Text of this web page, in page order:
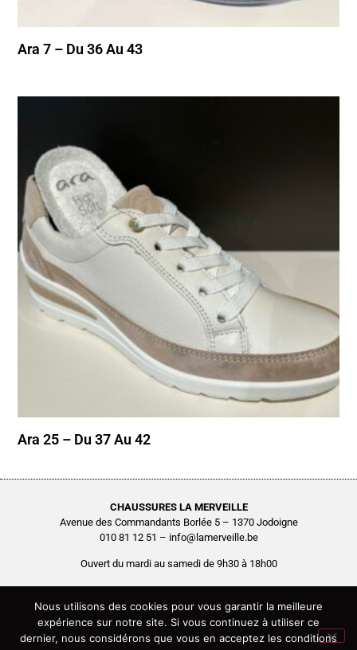
Ara 7 – Du 36 Au 43
Ara 25 – Du 37 Au 42
CHAUSSURES LA MERVEILLE
Avenue des Commandants Borlée 5 – 1370 Jodoigne
010 81 12 51 – info@lamerveille.be
Ouvert du mardi au samedi de 9h30 à 18h00
Chaussures Quertémont SRL
BCE0416.261.048
Copyright © 2026 Chaussures La Merveille – Tous droits réservés
Site réalisé par
Nous utilisons des cookies pour vous garantir la meilleure
expérience sur notre site. Si vous continuez à utiliser ce
dernier, nous considérons que vous en acceptez les conditions